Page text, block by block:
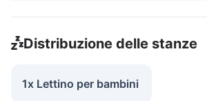
Distribuzione delle stanze
1x Lettino per bambini